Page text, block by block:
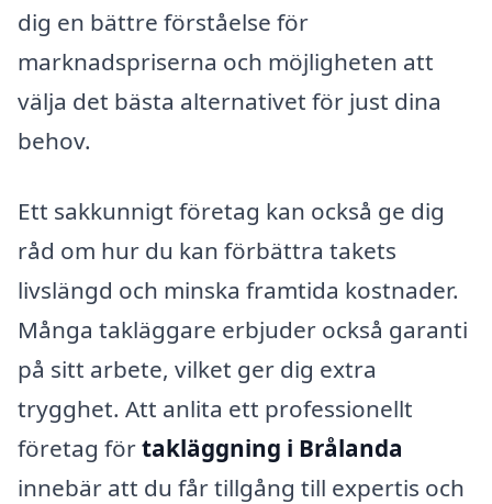
dig en bättre förståelse för
marknadspriserna och möjligheten att
välja det bästa alternativet för just dina
behov.
Ett sakkunnigt företag kan också ge dig
råd om hur du kan förbättra takets
livslängd och minska framtida kostnader.
Många takläggare erbjuder också garanti
på sitt arbete, vilket ger dig extra
trygghet. Att anlita ett professionellt
företag förtakläggning i Brålanda
innebär att du får tillgång till expertis och